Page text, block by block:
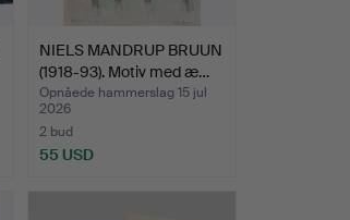
NIELS MANDRUP BRUUN
(1918-93). Motiv med æ…
Opnåede hammerslag 15 jul
2026
2 bud
55 USD